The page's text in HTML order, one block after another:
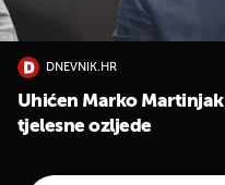
DNEVNIK.HR
Uhićen Marko
tjelesne ozljede